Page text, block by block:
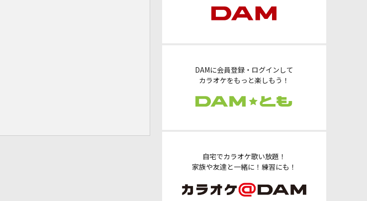
DAMに会員登録・ログインして
カラオケをもっと楽しもう！
自宅でカラオケ歌い放題！
家族や友達と一緒に！練習にも！